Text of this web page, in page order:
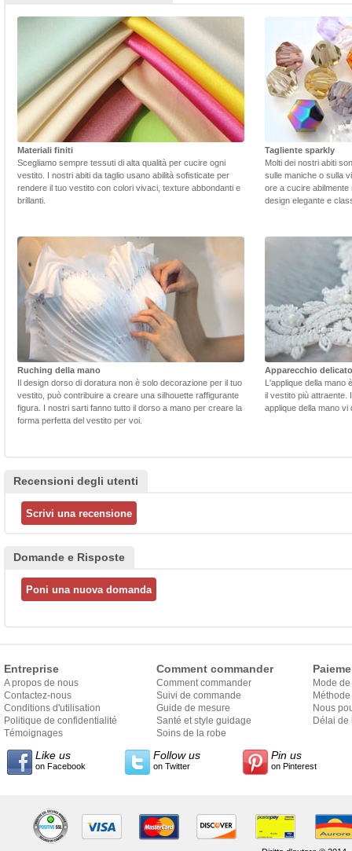
Materiali finiti
Scegliamo sempre tessuti di alta qualità per cucire ogni
vestito. I nostri abiti da taglio usano abilità sofisticate per
rendere il tuo vestito con colori vivaci, texture abbondanti e
brillanti.
Tagliente sparkly
Molti dei nostri abiti
sulle maniche o sulla
ore a cucire
design elegante e
Ruching della mano
Il design dorso di doratura non è solo decorazione per il tuo
vestito, può contribuire a creare una silhouette raffigurante
figura. I nostri sarti fanno tutto il dorso a mano per creare la
forma perfetta del vestito per voi.
Apparecchio delicato
L'applique della
il vestito più attraente.
applique della mano
Recensioni degli utenti
Domande e Risposte
Entreprise
A propos de nous
Contactez-nous
Conditions d'utilisation
Politique de confidentialité
Témoignages
Comment commander
Comment commander
Suivi de commande
Guide de mesure
Santé et style guidage
Soins de la robe
Mode
Nous
Délai de
Like us
on Facebook
Follow us
on Twitter
Pin us
on Pinterest